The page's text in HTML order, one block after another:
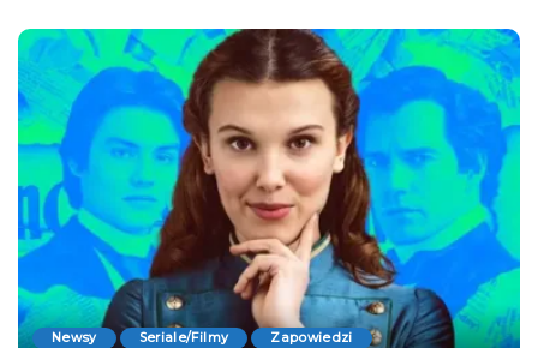
Newsy Seriale/Filmy Zapowiedzi